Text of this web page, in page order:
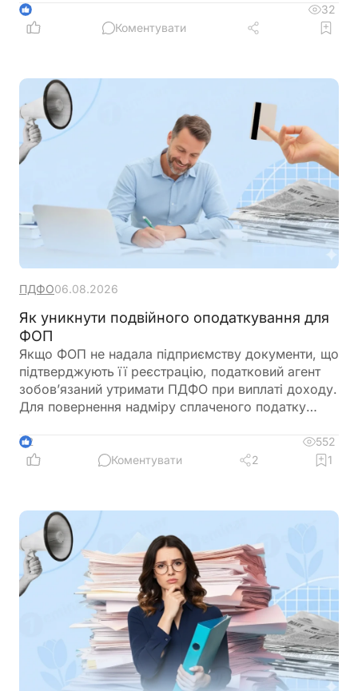
внеску у разі невиконання нормативу
1
32
Коментувати
ПДФО06.08.2026
Як уникнути подвійного оподаткування для
ФОП
Якщо ФОП не надала підприємству документи, що
підтверджують її реєстрацію, податковий агент
зобов’язаний утримати ПДФО при виплаті доходу.
Для повернення надміру сплаченого податку
доходи, де відображає отриманий дохід та
утриманий податок. Податкова служба, після
2
552
Коментувати
2 1